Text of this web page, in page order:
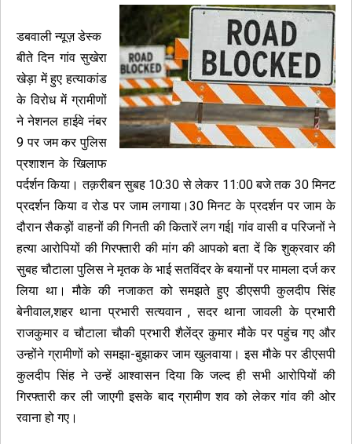
डबवाली न्यूज़ डेस्क
बीते दिन गांव सुखेरा
खेड़ा में हुए हत्याकांड
के विरोध में ग्रामीणों
ने नेशनल हाईवे नंबर
9 पर जम कर पुलिस
प्रशाशन के खिलाफ
पर्दर्शन किया। तक़रीबन सुबह 10:30 से लेकर 11:00 बजे तक 30 मिनट
प्रदर्शन किया व रोड पर जाम लगाया।30 मिनट के प्रदर्शन पर जाम के
दौरान सैकड़ों वाहनों की गिनती की कितारें लग गई| गांव वासी व परिजनों ने
हत्या आरोपियों की गिरफ्तारी की मांग की आपको बता दें कि शुक्रवार की
सुबह चौटाला पुलिस ने मृतक के भाई सतविंदर के बयानों पर मामला दर्ज कर
लिया था। मौके की नजाकत को समझते हुए डीएसपी कुलदीप सिंह
बेनीवाल,शहर थाना प्रभारी सत्यवान , सदर थाना जावली के प्रभारी
राजकुमार व चौटाला चौकी प्रभारी शैलेंद्र कुमार मौके पर पहुंच गए और
उन्होंने ग्रामीणों को समझा-बुझाकर जाम खुलवाया। इस मौके पर डीएसपी
कुलदीप सिंह ने उन्हें आश्वासन दिया कि जल्द ही सभी आरोपियों की
गिरफ्तारी कर ली जाएगी इसके बाद ग्रामीण शव को लेकर गांव की ओर
रवाना हो गए।